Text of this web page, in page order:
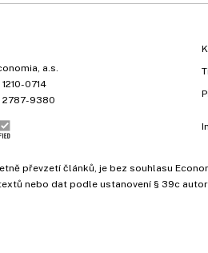
a.s.
0714
2787-9380
převzetí článků, je bez souhlasu
nebo dat podle ustanovení § 39c